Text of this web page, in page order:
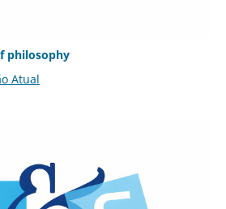
philosophy
Atual